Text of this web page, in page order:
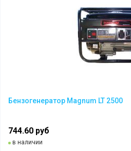
Бензогенератор Magnum LT 2500
744.60 руб
в наличии